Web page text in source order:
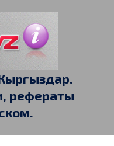
рефераты